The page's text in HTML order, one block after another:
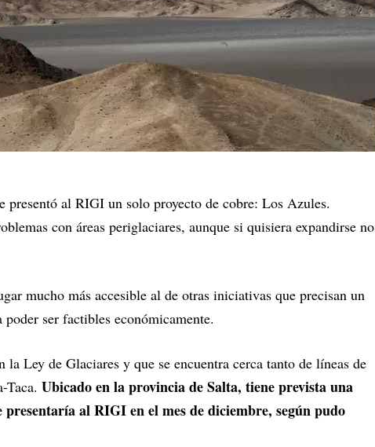
presentó al RIGI un solo proyecto de cobre: Los Azules.
con áreas periglaciares, aunque si quisiera expandirse no
mucho más accesible al de otras iniciativas que precisan un
ser factibles económicamente.
Ley de Glaciares y que se encuentra cerca tanto de líneas de
Taca. Ubicado en la provincia de Salta, tiene prevista una
presentaría al RIGI en el mes de diciembre, según pudo